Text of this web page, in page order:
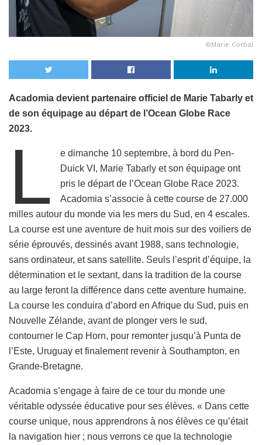
©Marie Cortial
Acadomia devient partenaire officiel de Marie Tabarly et
de son équipage au départ de l’Ocean Globe Race
2023.
L
e dimanche 10 septembre, à bord du Pen-
Duick VI, Marie Tabarly et son équipage ont
pris le départ de l’Ocean Globe Race 2023.
Acadomia s’associe à cette course de 27.000
milles autour du monde via les mers du Sud, en 4 escales.
La course est une aventure de huit mois sur des voiliers de
série éprouvés, dessinés avant 1988, sans technologie,
sans ordinateur, et sans satellite. Seuls l’esprit d’équipe, la
détermination et le sextant, dans la tradition de la course
au large feront la différence dans cette aventure humaine.
La course les conduira d’abord en Afrique du Sud, puis en
Nouvelle Zélande, avant de plonger vers le sud,
contourner le Cap Horn, pour remonter jusqu’à Punta de
l’Este, Uruguay et finalement revenir à Southampton, en
Grande-Bretagne.
Acadomia s’engage à faire de ce tour du monde une
véritable odyssée éducative pour ses élèves. « Dans cette
course unique, nous apprendrons à nos élèves ce qu’était
la navigation hier ; nous verrons ce que la technologie